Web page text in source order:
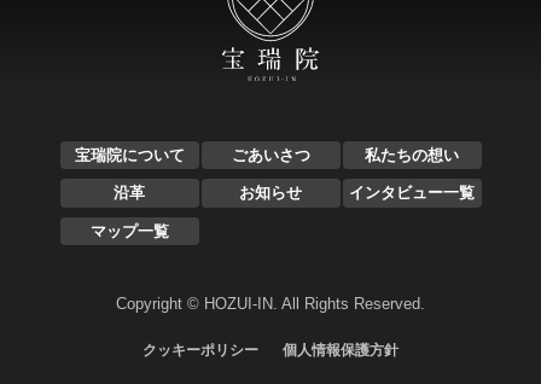
宝瑞院について ごあいさつ 私たちの想い
沿革 お知らせ インタビュー一覧
マップ一覧
Copyright © HOZUI-IN. All Rights Reserved.
クッキーポリシー 個人情報保護方針